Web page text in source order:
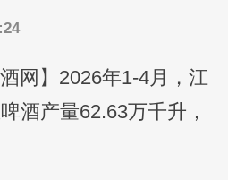
网】2026年1-4月，江
酒产量62.63万千升，